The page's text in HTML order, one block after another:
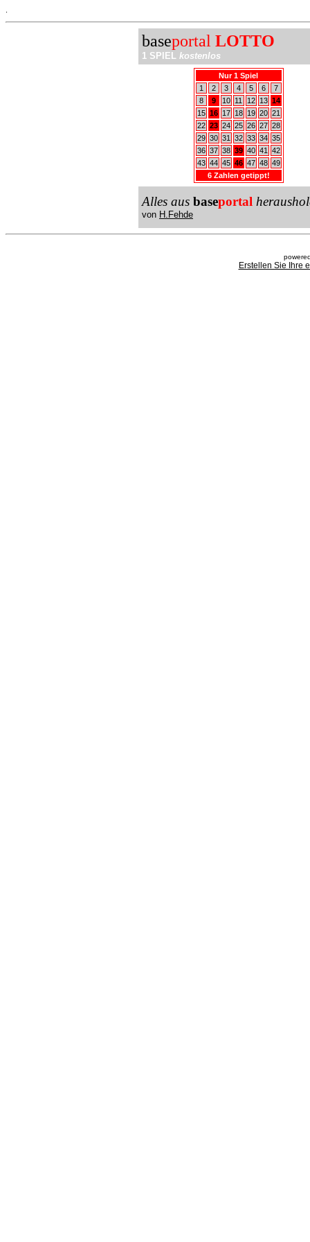
baseportal LOTTO
1 SPIEL kostenlos
Nur 1 Spiel
1
2 3 4 5 6
7
8
9 10 11 12 13 14
15 16 17 18 19 20 21
22 23 24 25 26 27 28
29 30 31 32 33 34 35
36 37 38 39 40 41
42
43 44 45 46 47 48 49
6 Zahlen getippt!
Alles aus baseportal
von H.Fehde
Erstellen Sie Ihre